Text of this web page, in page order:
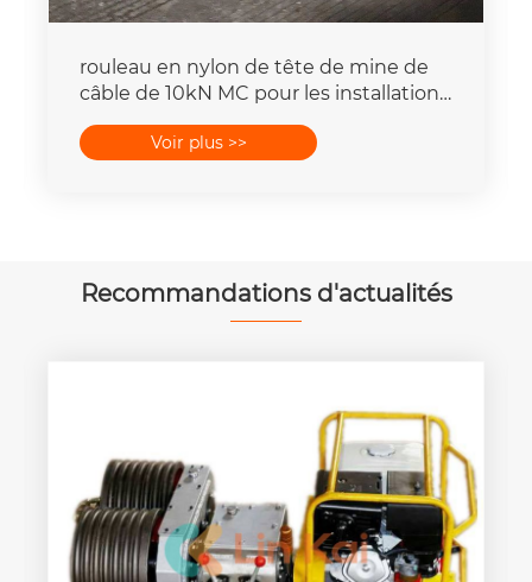
rouleau en nylon de tête de mine de
câble de 10kN MC pour les installations
Voir plus >>
Recommandations d'actualités